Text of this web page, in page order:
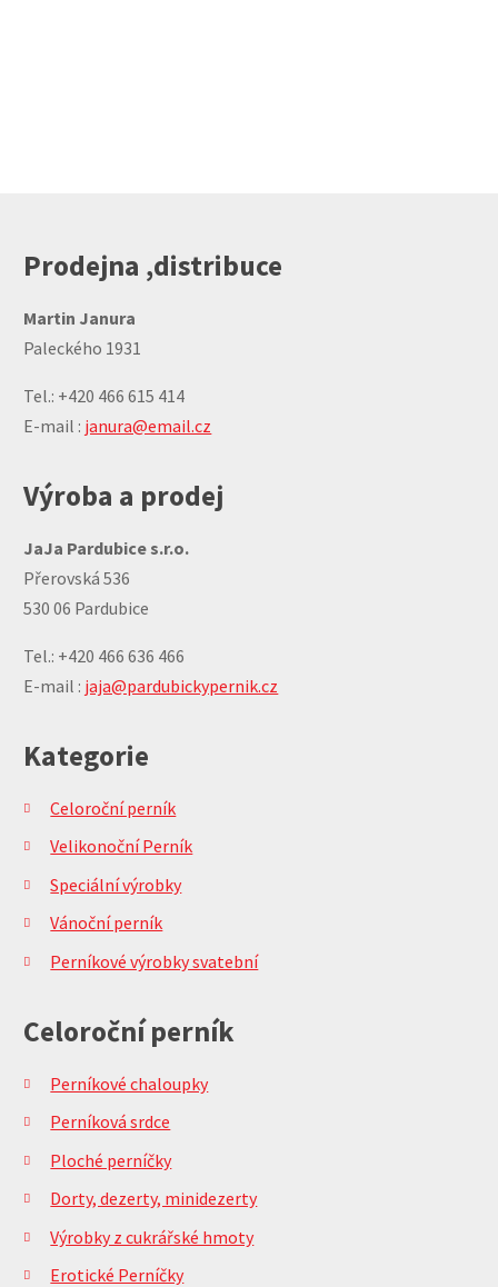
Prodejna ,distribuce
Martin Janura
Paleckého 1931
Tel.: +420 466 615 414
E-mail : janura@email.cz
Výroba a prodej
JaJa Pardubice s.r.o.
Přerovská 536
530 06 Pardubice
Tel.: +420 466 636 466
E-mail : jaja@pardubickypernik.cz
Kategorie
Celoroční perník
Velikonoční Perník
Speciální výrobky
Vánoční perník
Perníkové výrobky svatební
Celoroční perník
Perníkové chaloupky
Perníková srdce
Ploché perníčky
Dorty, dezerty, minidezerty
Výrobky z cukrářské hmoty
Erotické Perníčky